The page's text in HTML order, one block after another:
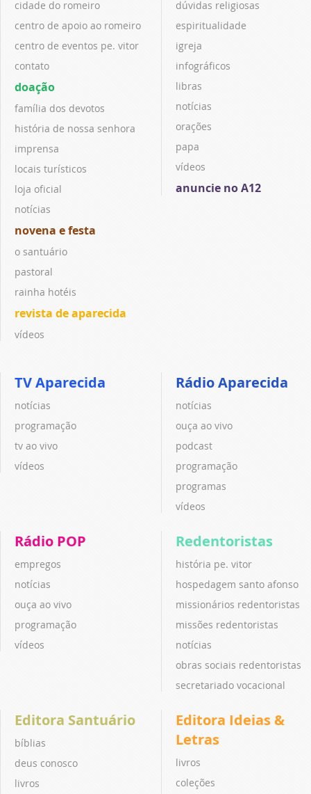
cidade do romeiro
centro de apoio ao romeiro
centro de eventos pe. vitor
contato
doação
família dos devotos
história de nossa senhora
imprensa
locais turísticos
loja oficial
notícias
novena e festa
o santuário
pastoral
rainha hotéis
revista de aparecida
vídeos
dúvidas religiosas
espiritualidade
igreja
infográficos
libras
notícias
orações
papa
vídeos
anuncie no A12
TV Aparecida
notícias
programação
tv ao vivo
vídeos
Rádio Aparecida
notícias
ouça ao vivo
podcast
programação
programas
vídeos
Rádio POP
empregos
notícias
ouça ao vivo
programação
vídeos
Redentoristas
história pe. vitor
hospedagem santo afonso
missionários redentoristas
missões redentoristas
notícias
obras sociais redentoristas
secretariado vocacional
Editora Santuário
bíblias
deus conosco
livros
Editora Ideias &
Letras
livros
coleções